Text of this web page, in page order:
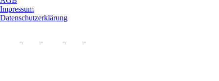
Impressum
Datenschutzerklärung